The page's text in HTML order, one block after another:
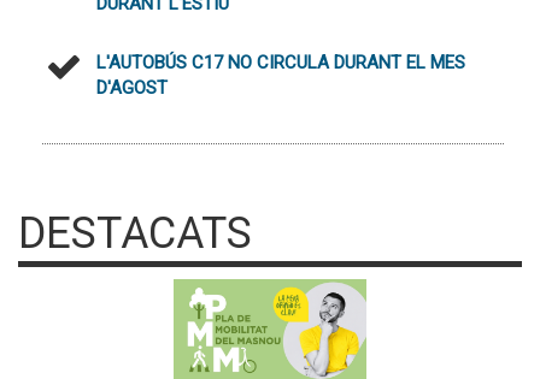
L'AUTOBÚS C17 NO CIRCULA DURANT EL MES
D'AGOST
DESTACATS